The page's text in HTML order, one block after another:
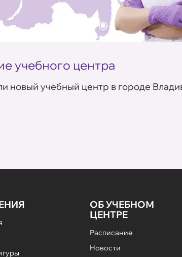
учебного центра
новый учебный центр в городе
ОБ УЧЕБНОМ
ЦЕНТРЕ
Расписание
Новости